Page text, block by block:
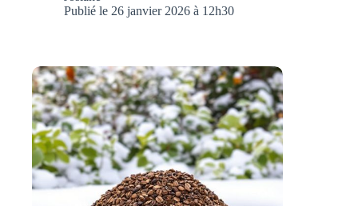
Publié le 26 janvier 2026 à 12h30